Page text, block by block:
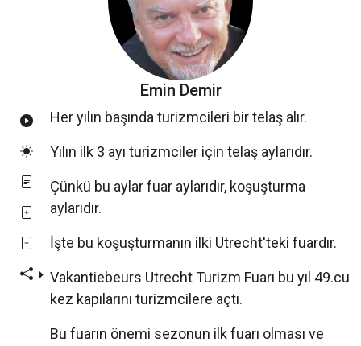
Emin Demir
Her yılın başında turizmcileri bir telaş alır.
Yılın ilk 3 ayı turizmciler için telaş aylarıdır.
Çünkü bu aylar fuar aylarıdır, koşuşturma
aylarıdır.
İşte bu koşuşturmanın ilki Utrecht'teki fuardır.
Vakantiebeurs Utrecht Turizm Fuarı bu yıl 49.cu
kez kapılarını turizmcilere açtı.
Bu fuarın önemi sezonun ilk fuarı olması ve